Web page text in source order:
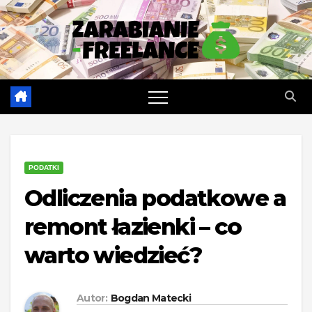
Skip
to
content
PODATKI
Odliczenia podatkowe a
remont łazienki – co
warto wiedzieć?
Autor: Bogdan Matecki